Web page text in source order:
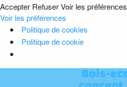
Accepter RefuserVoir les préférences
Voir les préférences
Politique de cookies
Politique de cookie